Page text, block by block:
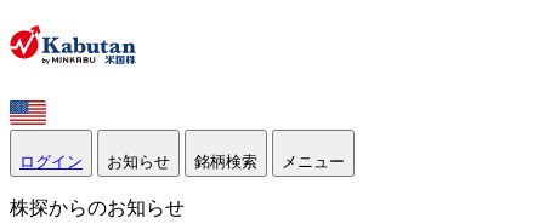
ログイン お知らせ 銘柄検索 メニュー
株探からのお知らせ